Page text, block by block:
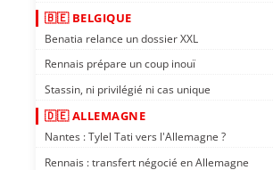
🇧🇪 BELGIQUE
Benatia relance un dossier XXL
Rennais prépare un coup inouï
Stassin, ni privilégié ni cas unique
🇩🇪 ALLEMAGNE
Nantes : Tylel Tati vers l'Allemagne ?
Rennais : transfert négocié en Allemagne